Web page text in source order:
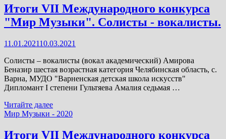
конкурса
"Мир
Музыки".
-
инструменталисты.
Итоги VII Международного конкурса
"Мир Музыки". Солисты - вокалисты.
11.01.202110.03.2021
Солисты – вокалисты (вокал академический) Амирова
Беназир шестая возрастная категория Челябинская область, с.
Варна, МУДО "Варненская детская школа искусств"
Дипломант I степени Гультяева Амалия седьмая …
Итоги
VII
конкурса
Читайте далее
Мир Музыки - 2020
Итоги VII Международного конкурса